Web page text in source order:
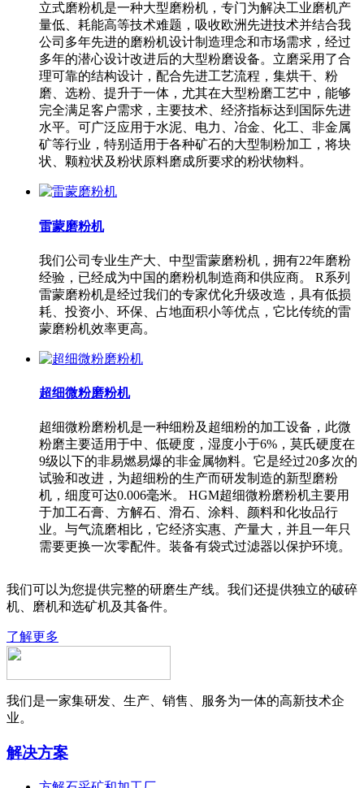
立式磨粉机是一种大型磨粉机，专门为解决工业磨机产
量低、耗能高等技术难题，吸收欧洲先进技术并结合我
公司多年先进的磨粉机设计制造理念和市场需求，经过
多年的潜心设计改进后的大型粉磨设备。立磨采用了合
理可靠的结构设计，配合先进工艺流程，集烘干、粉
磨、选粉、提升于一体，尤其在大型粉磨工艺中，能够
完全满足客户需求，主要技术、经济指标达到国际先进
水平。可广泛应用于水泥、电力、冶金、化工、非金属
矿等行业，特别适用于各种矿石的大型制粉加工，将块
状、颗粒状及粉状原料磨成所要求的粉状物料。
雷蒙磨粉机
我们公司专业生产大、中型雷蒙磨粉机，拥有22年磨粉
经验，已经成为中国的磨粉机制造商和供应商。 R系列
雷蒙磨粉机是经过我们的专家优化升级改造，具有低损
耗、投资小、环保、占地面积小等优点，它比传统的雷
蒙磨粉机效率更高。
超细微粉磨粉机
超细微粉磨粉机是一种细粉及超细粉的加工设备，此微
粉磨主要适用于中、低硬度，湿度小于6%，莫氏硬度在
9级以下的非易燃易爆的非金属物料。它是经过20多次的
试验和改进，为超细粉的生产而研发制造的新型磨粉
机，细度可达0.006毫米。 HGM超细微粉磨粉机主要用
于加工石膏、方解石、滑石、涂料、颜料和化妆品行
业。与气流磨相比，它经济实惠、产量大，并且一年只
需要更换一次零配件。装备有袋式过滤器以保护环境。
我们可以为您提供完整的研磨生产线。我们还提供独立的破碎
机、磨机和选矿机及其备件。
了解更多
我们是一家集研发、生产、销售、服务为一体的高新技术企
业。
解决方案